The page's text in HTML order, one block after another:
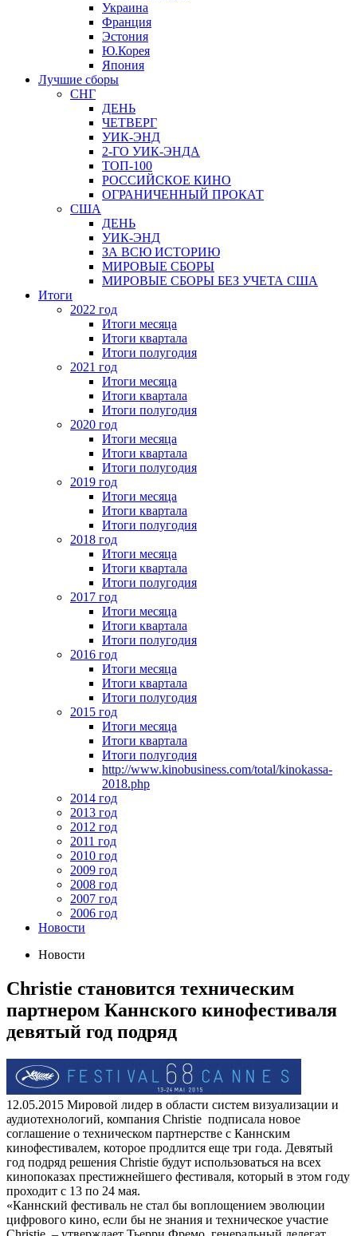
Украина
Франция
Эстония
Ю.Корея
Япония
Лучшие сборы
СНГ
ДЕНЬ
ЧЕТВЕРГ
УИК-ЭНД
2-ГО УИК-ЭНДА
ТОП-100
РОССИЙСКОЕ КИНО
ОГРАНИЧЕННЫЙ ПРОКАТ
США
ДЕНЬ
УИК-ЭНД
ЗА ВСЮ ИСТОРИЮ
МИРОВЫЕ СБОРЫ
МИРОВЫЕ СБОРЫ БЕЗ УЧЕТА США
Итоги
2022 год
Итоги месяца
Итоги квартала
Итоги полугодия
2021 год
Итоги месяца
Итоги квартала
Итоги полугодия
2020 год
Итоги месяца
Итоги квартала
Итоги полугодия
2019 год
Итоги месяца
Итоги квартала
Итоги полугодия
2018 год
Итоги месяца
Итоги квартала
Итоги полугодия
2017 год
Итоги месяца
Итоги квартала
Итоги полугодия
2016 год
Итоги месяца
Итоги квартала
Итоги полугодия
2015 год
Итоги месяца
Итоги квартала
Итоги полугодия
http://www.kinobusiness.com/total/kinokassa-
2018.php
2014 год
2013 год
2012 год
2011 год
2010 год
2009 год
2008 год
2007 год
2006 год
Новости
Новости
Christie становится техническим
партнером Каннского кинофестиваля
девятый год подряд
12.05.2015 Мировой лидер в области систем визуализации и
аудиотехнологий, компания Christie подписала новое
соглашение о техническом партнерстве с Каннским
кинофестивалем, которое продлится еще три года. Девятый
год подряд решения Christie будут использоваться на всех
кинопоказах престижнейшего фестиваля, который в этом году
проходит с 13 по 24 мая.
«Каннский фестиваль не стал бы воплощением эволюции
цифрового кино, если бы не знания и техническое участие